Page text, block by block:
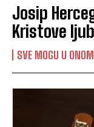
Josip
Kristove
SVE MOGU U